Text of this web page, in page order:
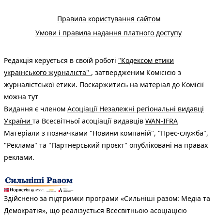
Правила користування сайтом
Умови і правила надання платного доступу
Редакція керується в своїй роботі "Кодексом етики
українського журналіста" , затвердженим Комісією з
журналістської етики. Поскаржитись на матеріал до Комісії
можна тут
Видання є членом Асоціації Незалежні регіональні видавці
України та Всесвітньої асоціації видавців WAN-IFRA
Матеріали з позначками "Новини компаній", "Прес-служба",
"Реклама" та "Партнерський проєкт" опубліковані на правах
реклами.
Здійснено за підтримки програми «Сильніші разом: Медіа та
Демократія», що реалізується Всесвітньою асоціацією